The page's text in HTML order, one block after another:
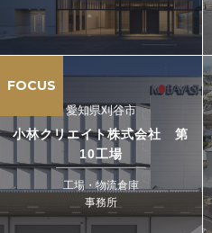
FOCUS
愛知県刈谷市
小林クリエイト株式会社 第
10工場
工場・物流倉庫
事務所